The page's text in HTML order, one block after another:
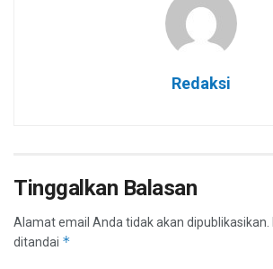
Redaksi
Tinggalkan Balasan
Alamat email Anda tidak akan dipublikasikan.
ditandai *